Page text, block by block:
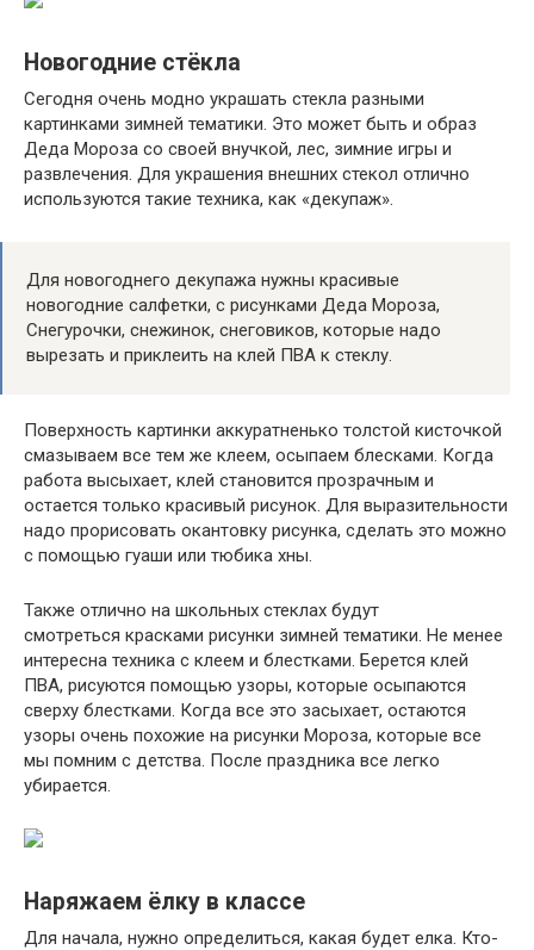
Новогодние стёкла
Сегодня очень модно украшать стекла разными
картинками зимней тематики. Это может быть и образ
Деда Мороза со своей внучкой, лес, зимние игры и
развлечения. Для украшения внешних стекол отлично
используются такие техника, как «декупаж».
Для новогоднего декупажа нужны красивые
новогодние салфетки, с рисунками Деда Мороза,
Снегурочки, снежинок, снеговиков, которые надо
вырезать и приклеить на клей ПВА к стеклу.
Поверхность картинки аккуратненько толстой кисточкой
смазываем все тем же клеем, осыпаем блесками. Когда
работа высыхает, клей становится прозрачным и
остается только красивый рисунок. Для выразительности
надо прорисовать окантовку рисунка, сделать это можно
с помощью гуаши или тюбика хны.
Также отлично на школьных стеклах будут
смотреться красками рисунки зимней тематики. Не менее
интересна техника с клеем и блестками. Берется клей
ПВА, рисуются помощью узоры, которые осыпаются
сверху блестками. Когда все это засыхает, остаются
узоры очень похожие на рисунки Мороза, которые все
мы помним с детства. После праздника все легко
убирается.
Наряжаем ёлку в классе
Для начала, нужно определиться, какая будет елка. Кто-